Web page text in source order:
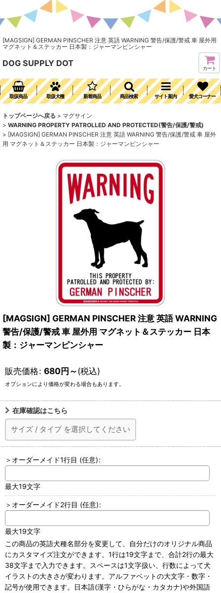
[MAGSIGN] GERMAN PINSCHER 注意 英語 WARNING 警告/保護/警戒 車 屋外用
マグネット＆ステッカー 日本製：ジャーマンピンシャー
DOG SUPPLY DOT
カート
取扱商品 取扱犬種 新着商品 商品検索 サイト案内 愛犬コーナー
トップページへ戻る > マグサイン
> WARNING PROPERTY PATROLLED AND PROTECTED(警告/保護/警戒)
> [MAGSIGN] GERMAN PINSCHER 注意 英語 WARNING 警告/保護/警戒 車 屋外
用 マグネット＆ステッカー 日本製：ジャーマンピンシャー
[MAGSIGN] GERMAN PINSCHER 注意 英語 WARNING
警告/保護/警戒 車 屋外用 マグネット＆ステッカー 日本
製：ジャーマンピンシャー
販売価格: 680円～(税込)
オプションにより価格が変わる場合もあります。
在庫確認はこちら
サイズ / タイプ を選択してください
＞オーダーメイド1行目 (任意):
最大19文字
＞オーダーメイド2行目 (任意):
最大19文字
この商品の英語犬種名部分を変更して、自分だけのオリジナル商品
にカスタマイズ注文ができます。1行は19文字まで、合計2行の最大
38文字まで入力できます。スペースは1文字扱い、行数によって犬
イラストの大きさが変わります。アルファベットの大文字・数字・
記号が使用できます。日本語(漢字・ひらがな・カタカナ)や外国語